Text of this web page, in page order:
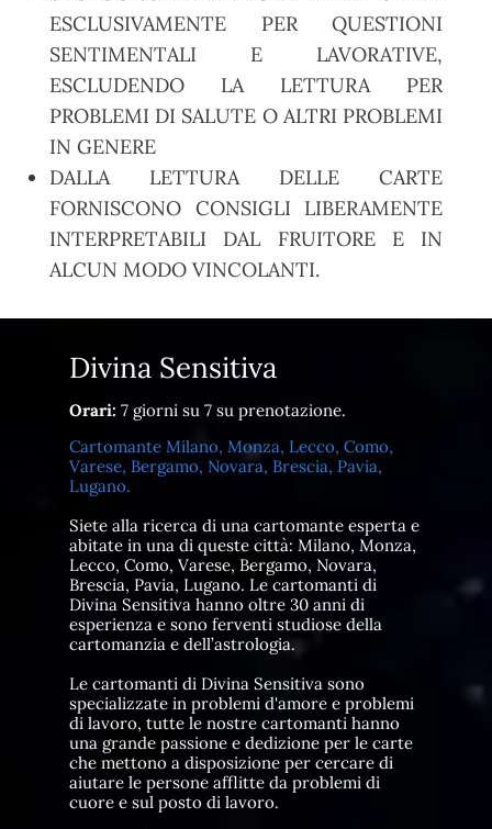
ESCLUSIVAMENTE PER QUESTIONI
SENTIMENTALI E LAVORATIVE,
ESCLUDENDO LA LETTURA PER
PROBLEMI DI SALUTE O ALTRI PROBLEMI
IN GENERE
DALLA LETTURA DELLE CARTE
FORNISCONO CONSIGLI LIBERAMENTE
INTERPRETABILI DAL FRUITORE E IN
ALCUN MODO VINCOLANTI.
Divina Sensitiva
Orari: 7 giorni su 7 su prenotazione.
Cartomante Milano, Monza, Lecco, Como,
Varese, Bergamo, Novara, Brescia, Pavia,
Lugano.
Siete alla ricerca di una cartomante esperta e
abitate in una di queste città: Milano, Monza,
Lecco, Como, Varese, Bergamo, Novara,
Brescia, Pavia, Lugano. Le cartomanti di
Divina Sensitiva hanno oltre 30 anni di
esperienza e sono ferventi studiose della
cartomanzia e dell’astrologia.
Le cartomanti di Divina Sensitiva sono
specializzate in problemi d'amore e problemi
di lavoro, tutte le nostre cartomanti hanno
una grande passione e dedizione per le carte
che mettono a disposizione per cercare di
aiutare le persone afflitte da problemi di
cuore e sul posto di lavoro.